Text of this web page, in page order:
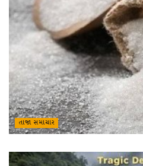
તાજા સમાચાર